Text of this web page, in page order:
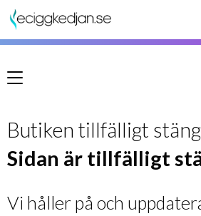
Meny
Butiken tillfälligt
Sidan är tillfälligt
Vi håller på och